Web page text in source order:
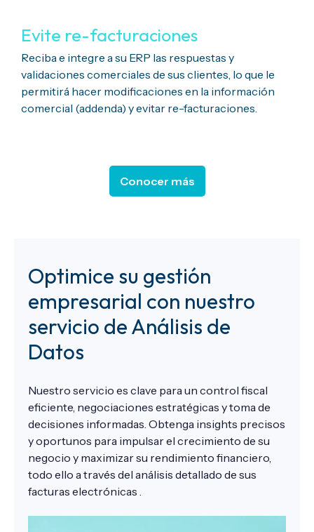
Evite re-facturaciones
Reciba e integre a su ERP las respuestas y
validaciones comerciales de sus clientes, lo que le
permitirá hacer modificaciones en la información
comercial (addenda) y evitar re-facturaciones.
Conocer más
Optimice su gestión
empresarial con nuestro
servicio de Análisis de
Datos
Nuestro servicio es clave para un control fiscal
eficiente, negociaciones estratégicas y toma de
decisiones informadas. Obtenga insights precisos
y oportunos para impulsar el crecimiento de su
negocio y maximizar su rendimiento financiero,
todo ello a través del análisis detallado de sus
facturas electrónicas .